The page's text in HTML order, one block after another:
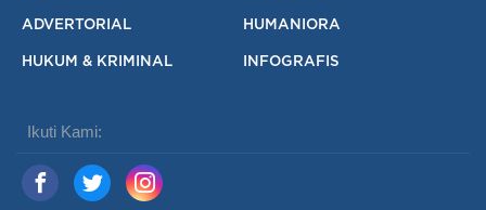
ADVERTORIAL HUMANIORA
HUKUM & KRIMINAL INFOGRAFIS
Ikuti Kami: